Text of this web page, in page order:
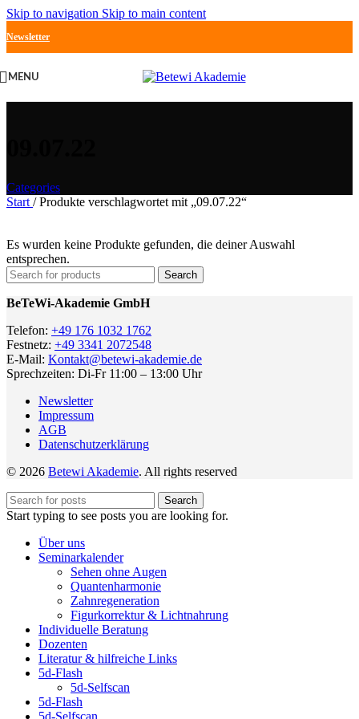
Skip to navigation Skip to main content
Newsletter
MENU
Categories
Start / Produkte verschlagwortet mit „09.07.22“
Es wurden keine Produkte gefunden, die deiner Auswahl
entsprechen.
Search
BeTeWi-Akademie GmbH
Telefon: +49 176 1032 1762
Festnetz: +49 3341 2072548
E-Mail: Kontakt@betewi-akademie.de
Sprechzeiten: Di-Fr 11:00 – 13:00 Uhr
Newsletter
Impressum
AGB
Datenschutzerklärung
© 2026 Betewi Akademie. All rights reserved
Search
Start typing to see posts you are looking for.
Über uns
Seminarkalender
Sehen ohne Augen
Quantenharmonie
Zahnregeneration
Figurkorrektur & Lichtnahrung
Individuelle Beratung
Dozenten
Literatur & hilfreiche Links
5d-Flash
5d-Selfscan
5d-Flash
5d-Selfscan